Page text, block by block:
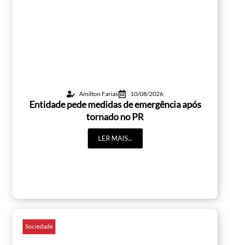
Amilton Farias 10/08/2026
Entidade pede medidas de emergência após
tornado no PR
LER MAIS...
Sociedade